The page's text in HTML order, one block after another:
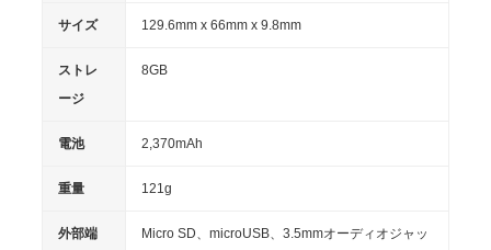
サイズ 129.6mm x 66mm x 9.8mm
ストレ
ージ
8GB
電池 2,370mAh
重量 121g
外部端
Micro SD、microUSB、3.5mmオーディオジャッ